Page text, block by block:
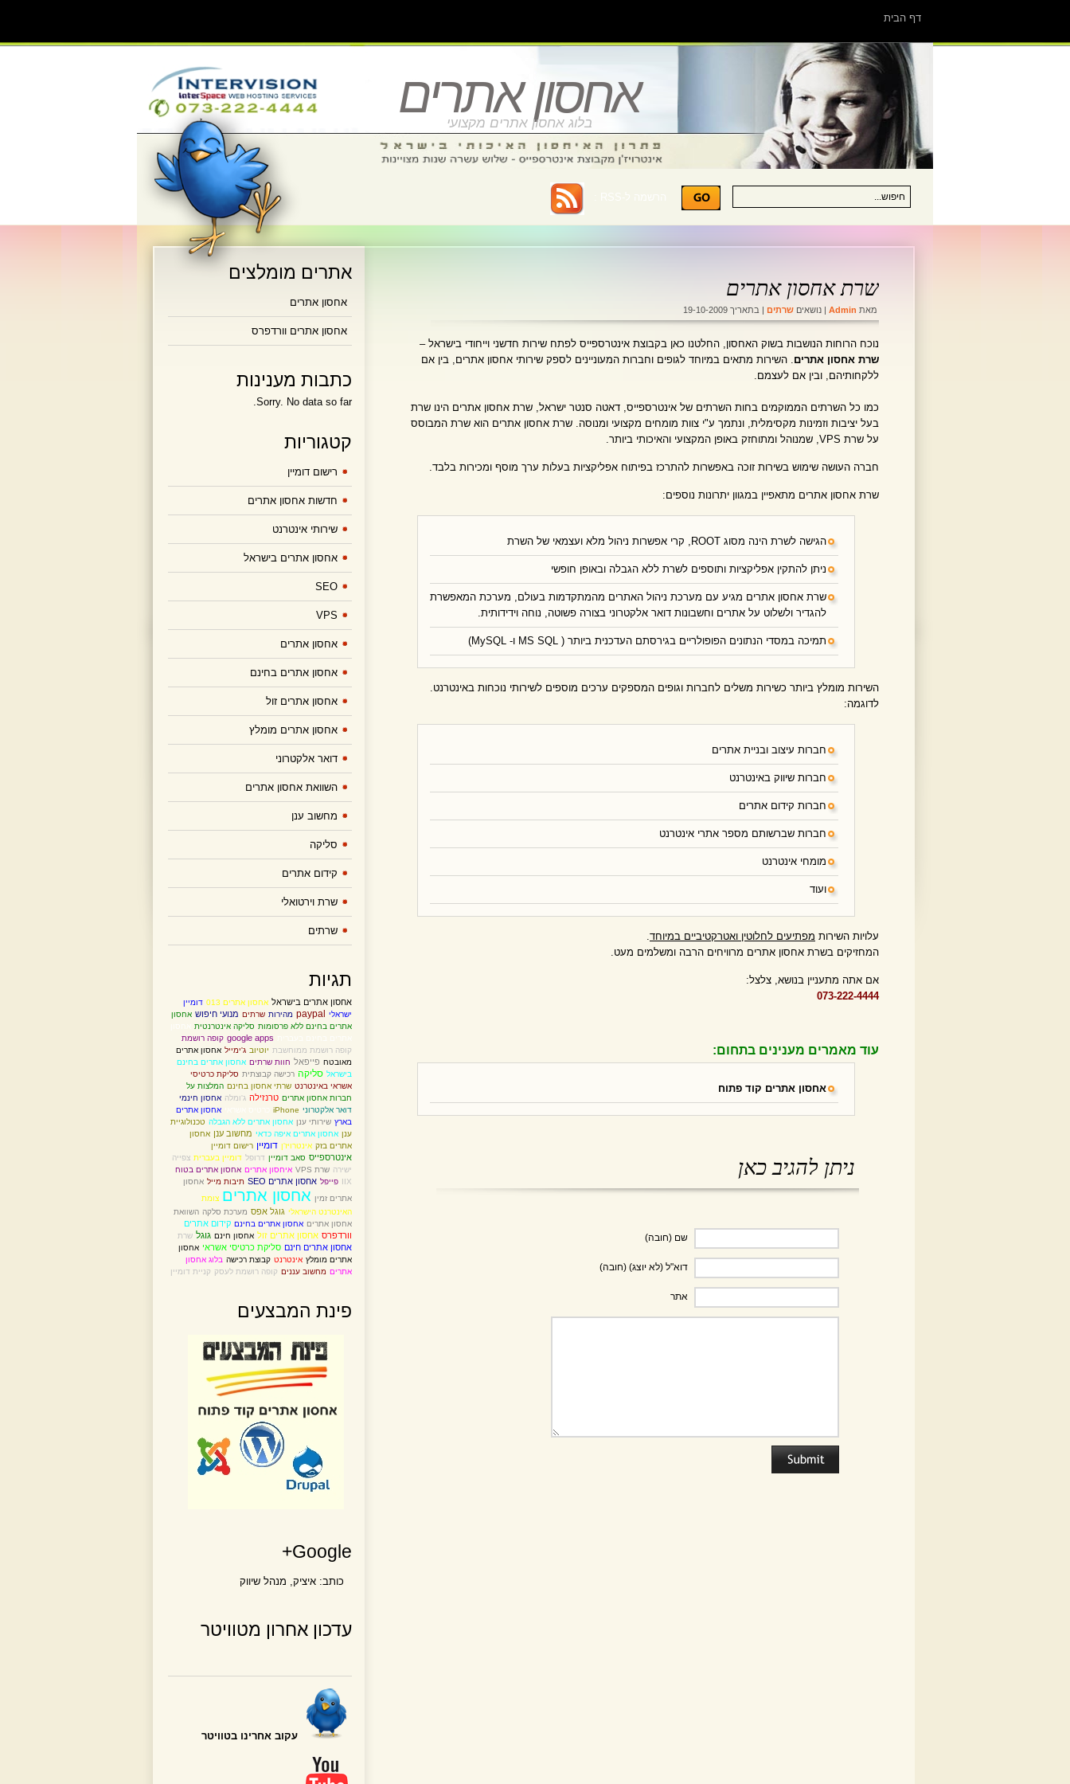
דף הבית
אחסון אתרים
בלוג אחסון אתרים מקצועי
שרת אחסון אתרים
מאת Admin | נושאים שרתים | בתאריך 19-10-2009
נוכח הרוחות הנושבות בשוק האחסון, החלטנו כאן בקבוצת אינטרספייס לפתח שירות חדשני וייחודי בישראל –
שרת אחסון אתרים. השירות מתאים במיוחד לגופים וחברות המעוניינים לספק שירותי אחסון אתרים, בין אם
ללקחותיהם, ובין אם לעצמם.
כמו כל השרתים הממוקמים בחות השרתים של אינטרספייס, דאטה סנטר ישראל, שרת אחסון אתרים הינו שרת
בעל יציבות וזמינות מקסימלית, ונתמך ע"י צוות מומחים מקצועי ומנוסה. שרת אחסון אתרים הוא שרת המבוסס
על שרת VPS, שמנוהל ומתוחזק באופן המקצועי והאיכותי ביותר.
חברה העושה שימוש בשירות זוכה באפשרות להתרכז בפיתוח אפליקציות בעלות ערך מוסף ומכירות בלבד.
שרת אחסון אתרים מתאפיין במגוון יתרונות נוספים:
הגישה לשרת הינה מסוג ROOT, קרי אפשרות ניהול מלא ועצמאי של השרת
ניתן להתקין אפליקציות ותוספים לשרת ללא הגבלה ובאופן חופשי
שרת אחסון אתרים מגיע עם מערכת ניהול האתרים מהמתקדמות בעולם, מערכת המאפשרת
להגדיר ולשלוט על אתרים וחשבונות דואר אלקטרוני בצורה פשוטה, נוחה וידידותית.
תמיכה במסדי הנתונים הפופולריים בגירסתם העדכנית ביותר ( MS SQL ו- MySQL)
השירות מומלץ ביותר כשירות משלים לחברות וגופים המספקים ערכים מוספים לשירותי נוכחות באינטרנט.
לדוגמה:
חברות עיצוב ובניית אתרים
חברות שיווק באינטרנט
חברות קידום אתרים
חברות שברשותם מספר אתרי אינטרנט
מומחי אינטרנט
ועוד
עלויות השירות מפתיעים לחלוטין ואטרקטיביים במיוחד.
המחזיקים בשרת אחסון אתרים מרוויחים הרבה ומשלמים מעט.
אם אתה מתעניין בנושא, צלצל:
073-222-4444
עוד מאמרים מענינים בתחום:
אחסון אתרים קוד פתוח
ניתן להגיב כאן
שם (חובה)
דוא"ל (לא יוצג) (חובה)
אתר
אתרים מומלצים
אחסון אתרים
אחסון אתרים וורדפרס
כתבות מענינות
Sorry. No data so far.
קטגוריות
רישום דומיין
חדשות אחסון אתרים
שירותי אינטרנט
אחסון אתרים בישראל
SEO
VPS
אחסון אתרים
אחסון אתרים בחינם
אחסון אתרים זול
אחסון אתרים מומלץ
דואר אלקטרוני
השוואת אחסון אתרים
מחשוב ענן
סליקה
קידום אתרים
שרת וירטואלי
שרתים
תגיות
אחסון אתרים בישראל אחסון אתרים 013
דומיין
ישראלי
paypal מהירות שרתים מנועי חיפוש אחסון
אתרים בחינם ללא פרסומות סליקה אינטרנטית
google apps קופה רושמת
קופה רושמת ממוחשבת יוטיוב ג'ימייל אחסון אתרים
מאובטח פייפאל חוות שרתים אחסון אתרים בחינם
בישראל סליקה רכישה קבוצתית סליקת כרטיסי
אשראי באינטרנט שרתי אחסון בחינם המלצות על
חברות אחסון אתרים טרנזילה ג'ומלה אחסון חינמי
דואר אלקטרוני iPhone
אחסון אתרים
בארץ שירותי ענן אחסון אתרים ללא הגבלה טכנולוגיית
ענן אחסון אתרים איפה כדאי מחשוב ענן אחסון
אתרים בזק אינטרויז'ן דומיין רישום דומיין
אינטרספייס סאב דומיין דרופל דומיין בעברית צפייה
ישירה שרת VPS איחסון אתרים אחסון אתרים בטוח
IIX פייפל אחסון אתרים SEO תיבות מייל אחסון
אתרים זמין אחסון אתרים צומת
האינטרנט הישראלי גוגל אפס מערכת סלקה השוואת
אחסון אתרים אחסון אתרים בחינם קידום אתרים
וורדפרס אחסון אתרים זול אחסון חינם גוגל שרת
אחסון אתרים חינם סליקת כרטיסי אשראי אחסון
אתרים מומלץ אינטרנט קבוצת רכישה בלוג אחסון
אתרים מחשוב עננים קופה רושמת לעסק קניית דומיין
פינת המבצעים
Google+
כותב: איציק, מנהל שיווק
עדכון אחרון מטוויטר
עקוב אחרינו בטוויטר